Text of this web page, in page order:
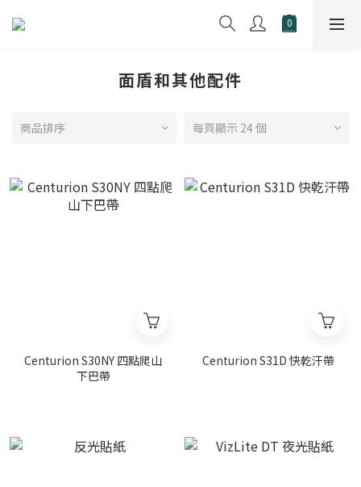
面盾和其他配件
商品排序 每頁顯示 24 個
Centurion S30NY 四點爬山
下巴帶
Centurion S31D 快乾汗帶